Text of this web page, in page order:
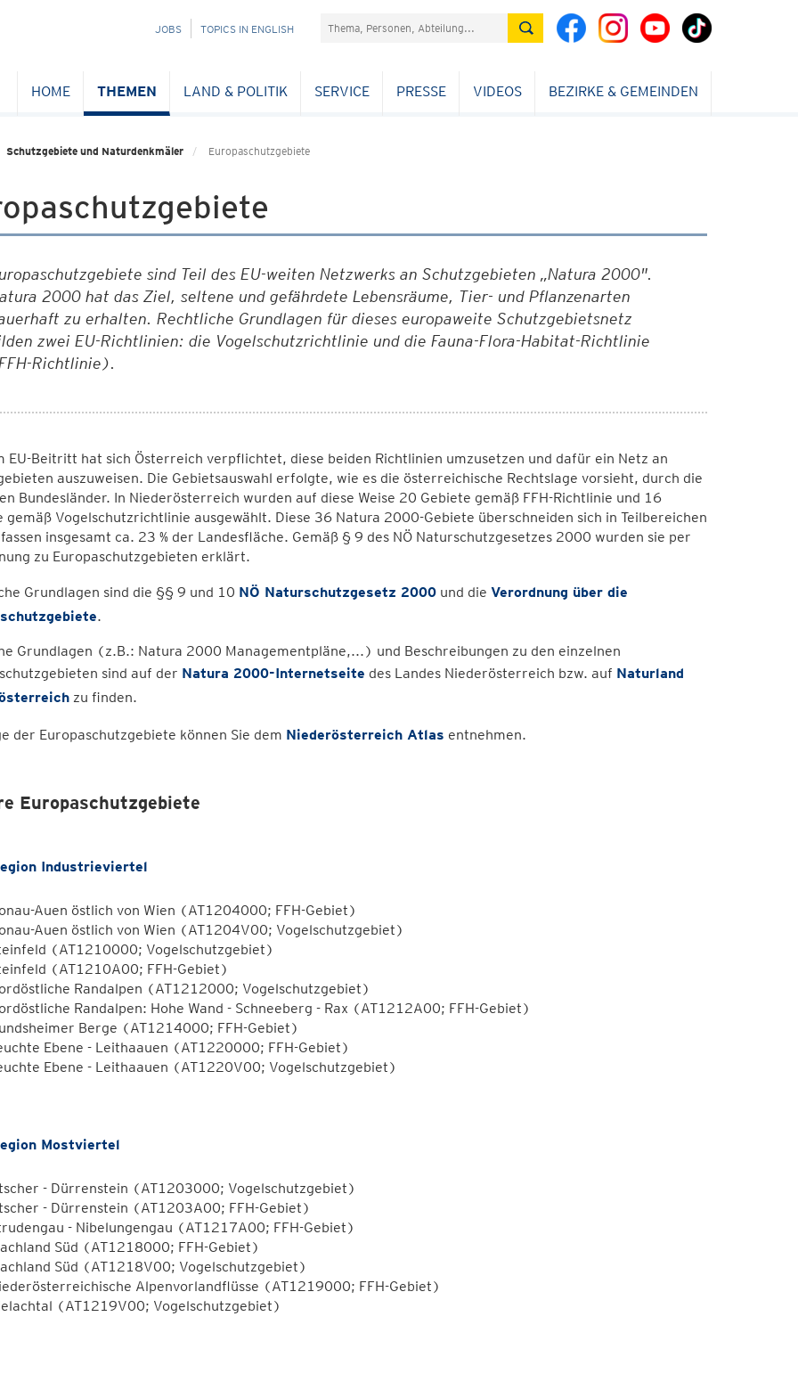
NAVIGATION
JOBS TOPICS IN ENGLISH Suchefeld
HOME THEMEN LAND & POLITIK SERVICE PRESSE VIDEOS BEZIRKE & GEMEINDEN
Schutzgebiete und Naturdenkmäler Europaschutzgebiete
sind Teil des EU-weiten Netzwerks an Schutzgebieten „Natura 2000".
2000 hat das Ziel, seltene und gefährdete Lebensräume, Tier- und Pflanzenarten
zu erhalten. Rechtliche Grundlagen für dieses europaweite Schutzgebietsnetz
zwei EU-Richtlinien: die Vogelschutzrichtlinie und die Fauna-Flora-Habitat-Richtlinie
Richtlinie).
EU-Beitritt hat sich Österreich verpflichtet, diese beiden Richtlinien umzusetzen und dafür ein Netz an
auszuweisen. Die Gebietsauswahl erfolgte, wie es die österreichische Rechtslage vorsieht, durch die
Bundesländer. In Niederösterreich wurden auf diese Weise 20 Gebiete gemäß FFH-Richtlinie und 16
gemäß Vogelschutzrichtlinie ausgewählt. Diese 36 Natura 2000-Gebiete überschneiden sich in Teilbereichen
insgesamt ca. 23 % der Landesfläche. Gemäß § 9 des NÖ Naturschutzgesetzes 2000 wurden sie per
zu Europaschutzgebieten erklärt.
Grundlagen sind die §§ 9 und 10 NÖ Naturschutzgesetz 2000und die Verordnung über die
.
Grundlagen (z.B.: Natura 2000 Managementpläne,...) und Beschreibungen zu den einzelnen
sind auf der Natura 2000-Internetseite des Landes Niederösterreich bzw. auf Naturland
zu finden.
der Europaschutzgebiete können Sie dem Niederösterreich Atlas entnehmen.
Europaschutzgebiete
Industrieviertel
Auen östlich von Wien (AT1204000; FFH-Gebiet)
Auen östlich von Wien (AT1204V00; Vogelschutzgebiet)
(AT1210000; Vogelschutzgebiet)
(AT1210A00; FFH-Gebiet)
Randalpen (AT1212000; Vogelschutzgebiet)
Randalpen: Hohe Wand - Schneeberg - Rax (AT1212A00; FFH-Gebiet)
Berge (AT1214000; FFH-Gebiet)
Ebene - Leithaauen (AT1220000; FFH-Gebiet)
Ebene - Leithaauen (AT1220V00; Vogelschutzgebiet)
Mostviertel
- Dürrenstein (AT1203000; Vogelschutzgebiet)
- Dürrenstein (AT1203A00; FFH-Gebiet)
- Nibelungengau (AT1217A00; FFH-Gebiet)
Süd (AT1218000; FFH-Gebiet)
Süd (AT1218V00; Vogelschutzgebiet)
Alpenvorlandflüsse (AT1219000; FFH-Gebiet)
(AT1219V00; Vogelschutzgebiet)